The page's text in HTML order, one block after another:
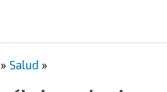
» Salud »